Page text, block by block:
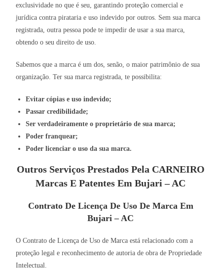
exclusividade no que é seu, garantindo proteção comercial e
jurídica contra pirataria e uso indevido por outros. Sem sua marca
registrada, outra pessoa pode te impedir de usar a sua marca,
obtendo o seu direito de uso.
Sabemos que a marca é um dos, senão, o maior patrimônio de sua
organização. Ter sua marca registrada, te possibilita:
Evitar cópias e uso indevido;
Passar credibilidade;
Ser verdadeiramente o proprietário de sua marca;
Poder franquear;
Poder licenciar o uso da sua marca.
Outros Serviços Prestados Pela CARNEIRO
Marcas E Patentes Em Bujari – AC
Contrato De Licença De Uso De Marca Em
Bujari – AC
O Contrato de Licença de Uso de Marca está relacionado com a
proteção legal e reconhecimento de autoria de obra de Propriedade
Intelectual.